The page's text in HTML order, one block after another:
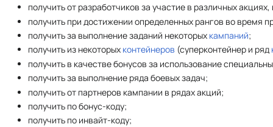
получить от разработчиков за участие в различных
получить при достижении определенных рангов во время
получить за выполнение заданий некоторых кампаний;
получить из некоторых контейнеров (суперконтейнер и ряд
получить в качестве бонусов за использование
получить за выполнение ряда боевых задач;
получить от партнеров кампании в рядах акций;
получить по бонус-коду;
получить по инвайт-коду;